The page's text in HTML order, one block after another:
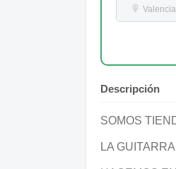
Valencia
Descripción
SOMOS
LA